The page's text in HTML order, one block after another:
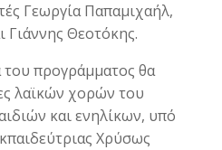
Γεωργία Παπαμιχαήλ,
Γιάννης Θεοτόκης.
του προγράμματος θα
λαϊκών χορών του
και ενηλίκων, υπό
Χρύσως